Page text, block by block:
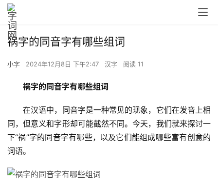
祸字的同音字有哪些组词
小字 2024年12月8日 下午2:47 汉字 阅读 11
祸字的同音字有哪些组词
在汉语中，同音字是一种常见的现象，它们在发音上相
同，但意义和字形却可能截然不同。今天，我们就来探讨一
下“祸”字的同音字有哪些，以及它们能组成哪些富有创意的
词语。